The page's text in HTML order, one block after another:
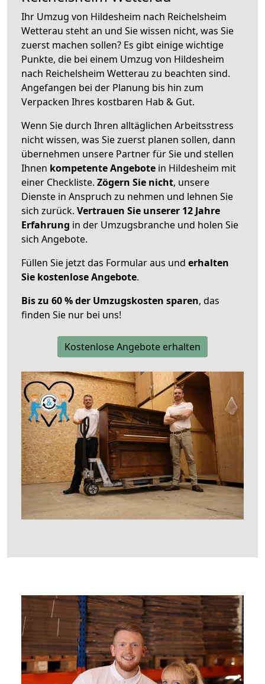
Ihr Umzug von Hildesheim nach Reichelsheim
Wetterau steht an und Sie wissen nicht, was Sie
zuerst machen sollen? Es gibt einige wichtige
Punkte, die bei einem Umzug von Hildesheim
nach Reichelsheim Wetterau zu beachten sind.
Angefangen bei der Planung bis hin zum
Verpacken Ihres kostbaren Hab & Gut.
Wenn Sie durch Ihren alltäglichen Arbeitsstress
nicht wissen, was Sie zuerst planen sollen, dann
übernehmen unsere Partner für Sie und stellen
Ihnen kompetente Angebote in Hildesheim mit
einer Checkliste. Zögern Sie nicht, unsere
Dienste in Anspruch zu nehmen und lehnen Sie
sich zurück. Vertrauen Sie unserer 12 Jahre
Erfahrung in der Umzugsbranche und holen Sie
sich Angebote.
Füllen Sie jetzt das Formular aus und erhalten
Sie kostenlose Angebote.
Bis zu 60 % der Umzugskosten sparen, das
finden Sie nur bei uns!
Kostenlose Angebote erhalten